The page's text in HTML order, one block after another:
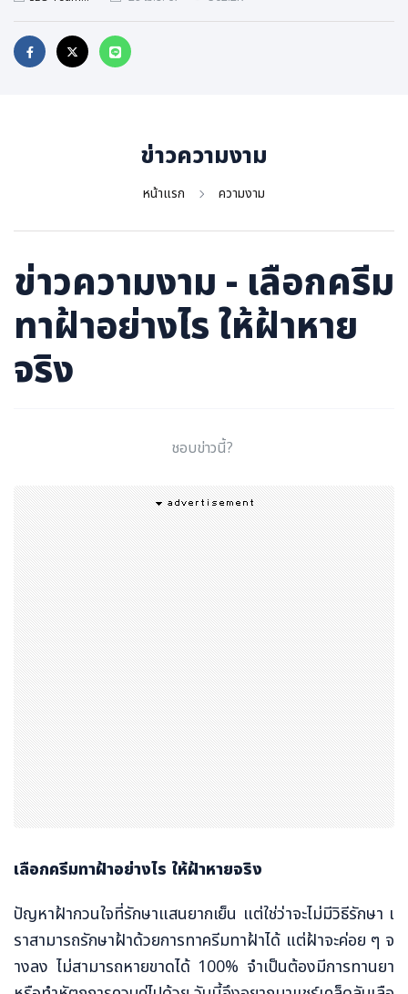
ขนส่ง
การงาน, อาชีพ
ข่าวความงาม
หน้าแรก ความงาม
ข่าวความงาม - เลือกครีม
ทาฝ้าอย่างไร ให้ฝ้าหาย
จริง
ชอบข่าวนี้?
เลือกครีมทาฝ้าอย่างไร ให้ฝ้าหายจริง
ปัญหาฝ้ากวนใจที่รักษาแสนยากเย็น แต่ใช่ว่าจะไม่มีวิธีรักษา เ
ราสามารถรักษาฝ้าด้วยการทาครีมทาฝ้าได้ แต่ฝ้าจะค่อย ๆ จ
างลง ไม่สามารถหายขาดได้ 100% จำเป็นต้องมีการทานยา